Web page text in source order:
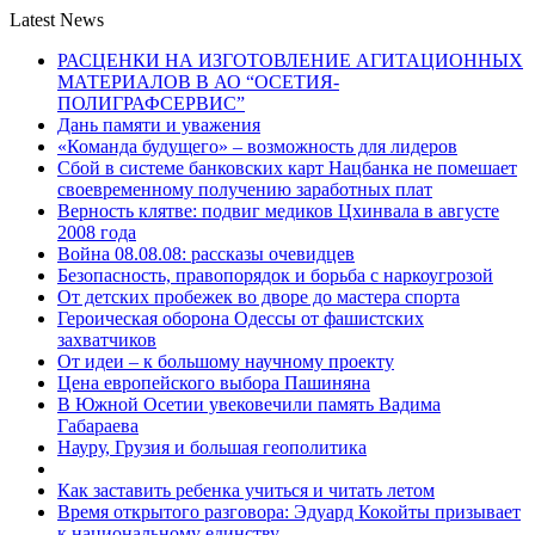
Latest News
РАСЦЕНКИ НА ИЗГОТОВЛЕНИЕ АГИТАЦИОННЫХ
МАТЕРИАЛОВ В АО “ОСЕТИЯ-
ПОЛИГРАФСЕРВИС”
Дань памяти и уважения
«Команда будущего» – возможность для лидеров
Сбой в системе банковских карт Нацбанка не помешает
своевременному получению заработных плат
Верность клятве: подвиг медиков Цхинвала в августе
2008 года
Война 08.08.08: рассказы очевидцев
Безопасность, правопорядок и борьба с наркоугрозой
От детских пробежек во дворе до мастера спорта
Героическая оборона Одессы от фашистских
захватчиков
От идеи – к большому научному проекту
Цена европейского выбора Пашиняна
В Южной Осетии увековечили память Вадима
Габараева
Науру, Грузия и большая геополитика
Как заставить ребенка учиться и читать летом
Время открытого разговора: Эдуард Кокойты призывает